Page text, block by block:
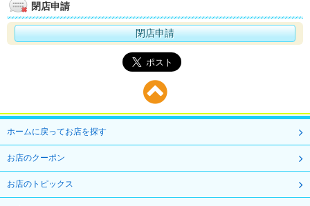
閉店申請
閉店申請
ホームに戻ってお店を探す
お店のクーポン
お店のトピックス